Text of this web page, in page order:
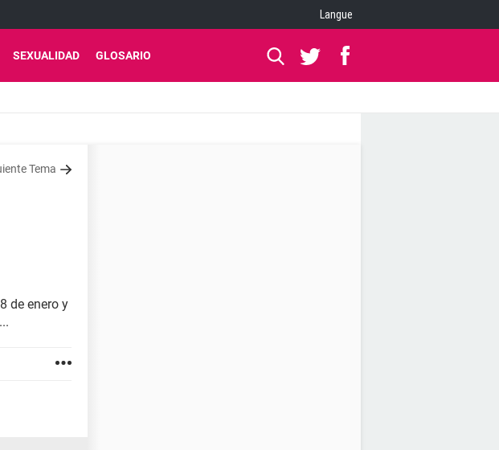
Langue
SEXUALIDAD GLOSARIO
Tema
de enero y
...